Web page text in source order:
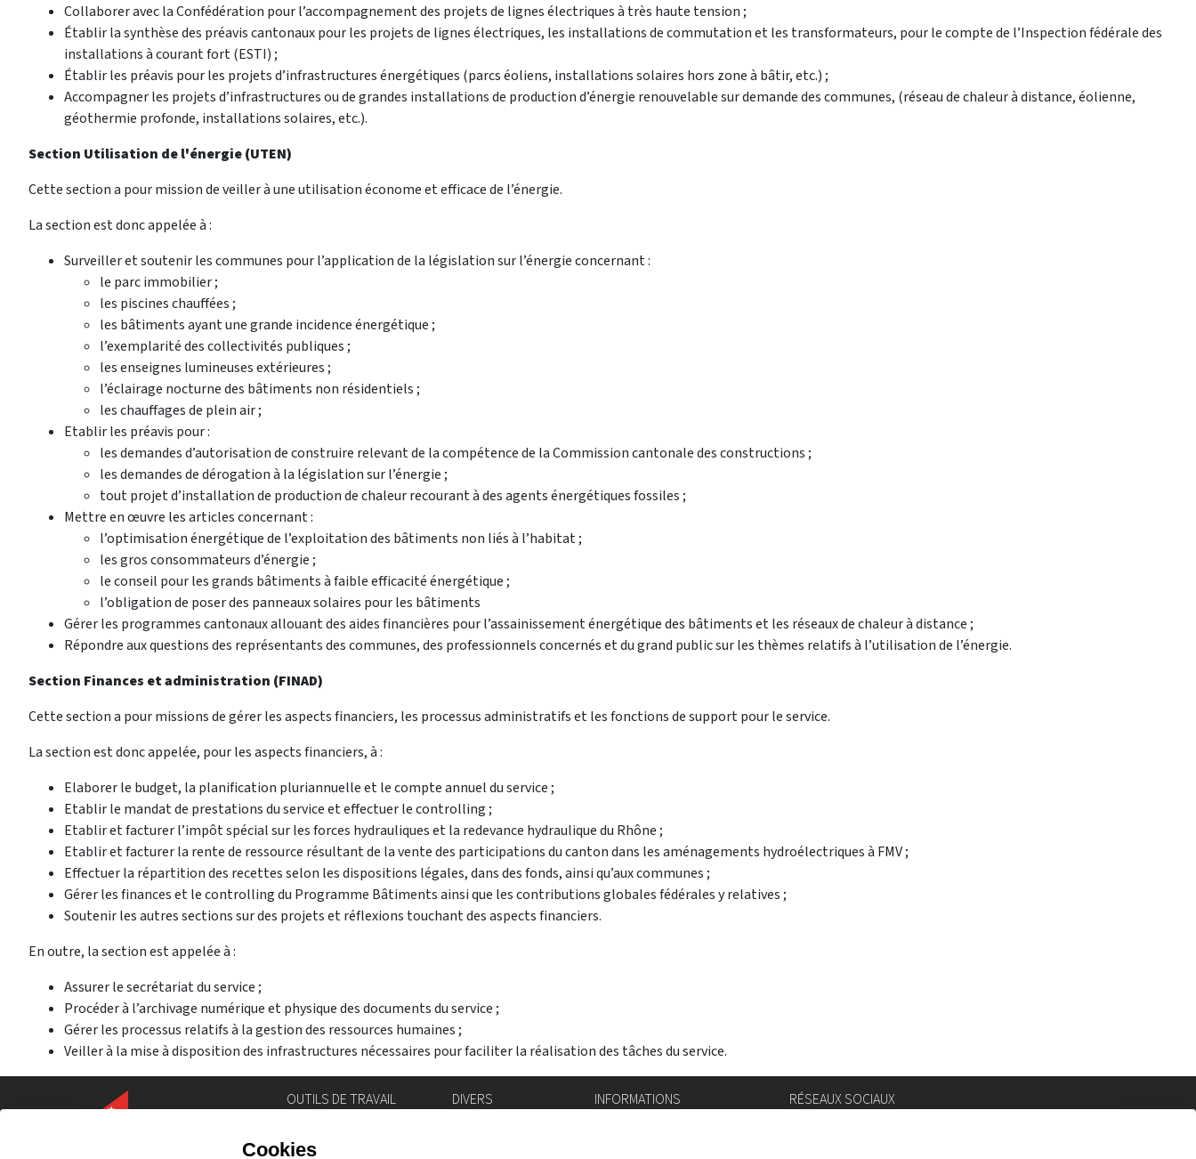
Collaborer avec la Confédération pour l’accompagnement des projets de lignes électriques à très haute tension ;
Établir la synthèse des préavis cantonaux pour les projets de lignes électriques, les installations de commutation et les transformateurs, pour le compte de l’Inspection fédérale des
installations à courant fort (ESTI) ;
Établir les préavis pour les projets d’infrastructures énergétiques (parcs éoliens, installations solaires hors zone à bâtir, etc.) ;
Accompagner les projets d’infrastructures ou de grandes installations de production d’énergie renouvelable sur demande des communes, (réseau de chaleur à distance, éolienne,
géothermie profonde, installations solaires, etc.).
Section Utilisation de l'énergie (UTEN)
Cette section a pour mission de veiller à une utilisation économe et efficace de l’énergie.
La section est donc appelée à :
Surveiller et soutenir les communes pour l’application de la législation sur l’énergie concernant :
le parc immobilier ;
les piscines chauffées ;
les bâtiments ayant une grande incidence énergétique ;
l’exemplarité des collectivités publiques ;
les enseignes lumineuses extérieures ;
l’éclairage nocturne des bâtiments non résidentiels ;
les chauffages de plein air ;
Etablir les préavis pour :
les demandes d’autorisation de construire relevant de la compétence de la Commission cantonale des constructions ;
les demandes de dérogation à la législation sur l’énergie ;
tout projet d’installation de production de chaleur recourant à des agents énergétiques fossiles ;
Mettre en œuvre les articles concernant :
l’optimisation énergétique de l’exploitation des bâtiments non liés à l’habitat ;
les gros consommateurs d’énergie ;
le conseil pour les grands bâtiments à faible efficacité énergétique ;
l’obligation de poser des panneaux solaires pour les bâtiments
Gérer les programmes cantonaux allouant des aides financières pour l’assainissement énergétique des bâtiments et les réseaux de chaleur à distance ;
Répondre aux questions des représentants des communes, des professionnels concernés et du grand public sur les thèmes relatifs à l’utilisation de l’énergie.
Section Finances et administration (FINAD)
Cette section a pour missions de gérer les aspects financiers, les processus administratifs et les fonctions de support pour le service.
La section est donc appelée, pour les aspects financiers, à :
Elaborer le budget, la planification pluriannuelle et le compte annuel du service ;
Etablir le mandat de prestations du service et effectuer le controlling ;
Etablir et facturer l’impôt spécial sur les forces hydrauliques et la redevance hydraulique du Rhône ;
Etablir et facturer la rente de ressource résultant de la vente des participations du canton dans les aménagements hydroélectriques à FMV ;
Effectuer la répartition des recettes selon les dispositions légales, dans des fonds, ainsi qu’aux communes ;
Gérer les finances et le controlling du Programme Bâtiments ainsi que les contributions globales fédérales y relatives ;
Soutenir les autres sections sur des projets et réflexions touchant des aspects financiers.
En outre, la section est appelée à :
Assurer le secrétariat du service ;
Procéder à l’archivage numérique et physique des documents du service ;
Gérer les processus relatifs à la gestion des ressources humaines ;
Veiller à la mise à disposition des infrastructures nécessaires pour faciliter la réalisation des tâches du service.
OUTILS DE TRAVAIL
Géoportail
DIVERS
INFORMATIONS
RÉSEAUX SOCIAUX